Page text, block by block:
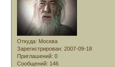
Откуда: Москва
Зарегистрирован: 2007-09-18
Приглашений: 0
Сообщений: 146